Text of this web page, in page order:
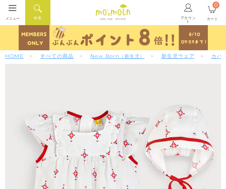
ONLINE STORE アカウン
ト
検索
メニュー カート
0
HOME すべての商品 New Born （新生児） 新生児ウェア カバ